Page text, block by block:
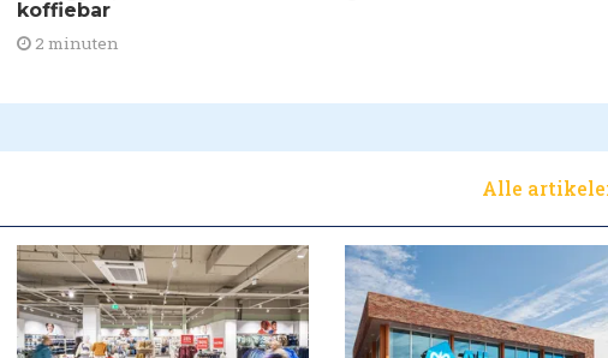
koffiebar
2 minuten
Alle